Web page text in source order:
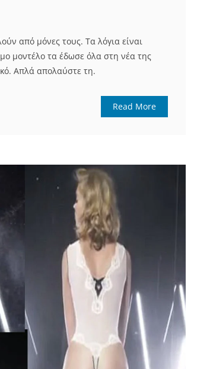
από μόνες τους. Τα λόγια είναι
μοντέλο τα έδωσε όλα στη νέα της
Απλά απολαύστε τη.
Read More